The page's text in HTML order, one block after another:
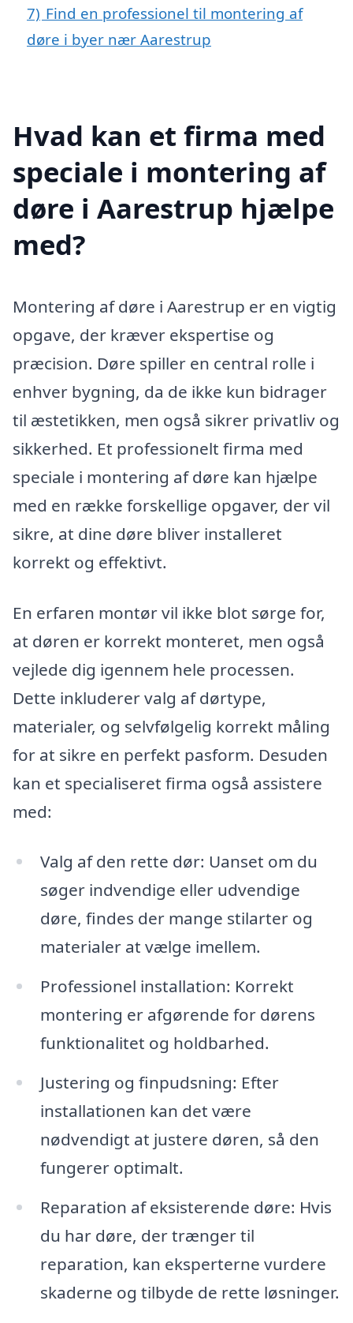
7) Find en professionel til montering af
døre i byer nær Aarestrup
Hvad kan et firma med
speciale i montering af
døre i Aarestrup hjælpe
med?
Montering af døre i Aarestrup er en vigtig
opgave, der kræver ekspertise og
præcision. Døre spiller en central rolle i
enhver bygning, da de ikke kun bidrager
til æstetikken, men også sikrer privatliv og
sikkerhed. Et professionelt firma med
speciale i montering af døre kan hjælpe
med en række forskellige opgaver, der vil
sikre, at dine døre bliver installeret
korrekt og effektivt.
En erfaren montør vil ikke blot sørge for,
at døren er korrekt monteret, men også
vejlede dig igennem hele processen.
Dette inkluderer valg af dørtype,
materialer, og selvfølgelig korrekt måling
for at sikre en perfekt pasform. Desuden
kan et specialiseret firma også assistere
med:
Valg af den rette dør: Uanset om du
søger indvendige eller udvendige
døre, findes der mange stilarter og
materialer at vælge imellem.
Professionel installation: Korrekt
montering er afgørende for dørens
funktionalitet og holdbarhed.
Justering og finpudsning: Efter
installationen kan det være
nødvendigt at justere døren, så den
fungerer optimalt.
Reparation af eksisterende døre: Hvis
du har døre, der trænger til
reparation, kan eksperterne vurdere
skaderne og tilbyde de rette løsninger.